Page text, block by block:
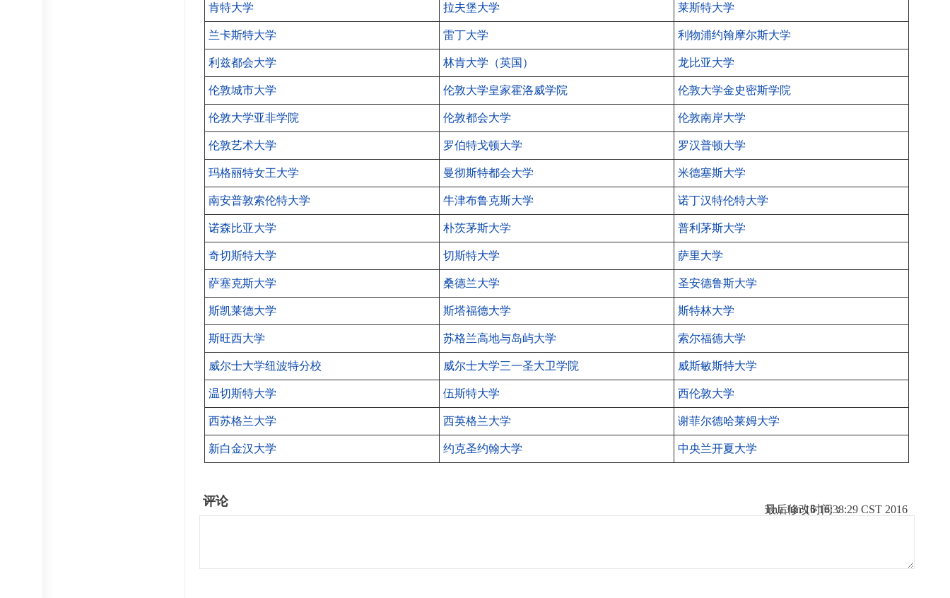
肯特大学 拉夫堡大学 莱斯特大学
兰卡斯特大学 雷丁大学 利物浦约翰摩尔斯大学
利兹都会大学 林肯大学（英国） 龙比亚大学
伦敦城市大学 伦敦大学皇家霍洛威学院 伦敦大学金史密斯学院
伦敦大学亚非学院 伦敦都会大学 伦敦南岸大学
伦敦艺术大学 罗伯特戈顿大学 罗汉普顿大学
玛格丽特女王大学 曼彻斯特都会大学 米德塞斯大学
南安普敦索伦特大学 牛津布鲁克斯大学 诺丁汉特伦特大学
诺森比亚大学 朴茨茅斯大学 普利茅斯大学
奇切斯特大学 切斯特大学 萨里大学
萨塞克斯大学 桑德兰大学 圣安德鲁斯大学
斯凯莱德大学 斯塔福德大学 斯特林大学
斯旺西大学 苏格兰高地与岛屿大学 索尔福德大学
威尔士大学纽波特分校 威尔士大学三一圣大卫学院 威斯敏斯特大学
温切斯特大学 伍斯特大学 西伦敦大学
西苏格兰大学 西英格兰大学 谢菲尔德哈莱姆大学
新白金汉大学 约克圣约翰大学 中央兰开夏大学
Thu Jun 16 16:38:29 CST 2016
最后修改时间：
评论